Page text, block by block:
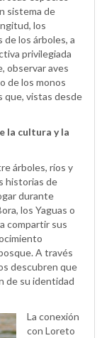
sistema de
los
los árboles, a
privilegiada
observar aves
de los monos
que, vistas desde
la cultura y la
árboles, ríos y
historias de
durante
los Yaguas o
compartir sus
A través
descubren que
de su identidad
La conexión
con Loreto